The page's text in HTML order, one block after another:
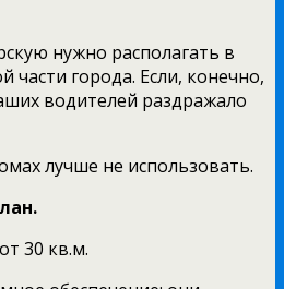
нужно располагать в
части города. Если, конечно,
водителей раздражало
лучше не использовать.
30 кв.м.